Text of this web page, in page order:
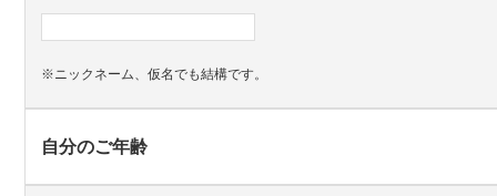
※ニックネーム、仮名でも結構です。
自分のご年齢